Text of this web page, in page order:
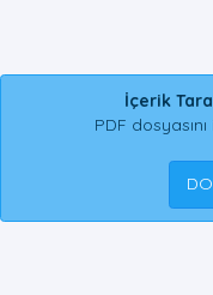
İçerik
PDF